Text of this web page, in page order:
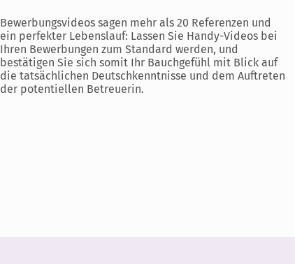
Bewerbungsvideos sagen mehr als 20 Referenzen und
ein perfekter Lebenslauf: Lassen Sie Handy-Videos bei
Ihren Bewerbungen zum Standard werden, und
bestätigen Sie sich somit Ihr Bauchgefühl mit Blick auf
die tatsächlichen Deutschkenntnisse und dem Auftreten
der potentiellen Betreuerin.